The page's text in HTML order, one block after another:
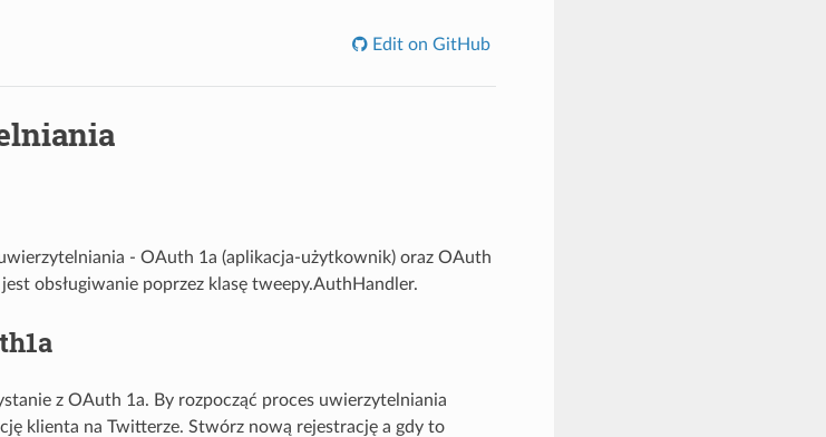
Edit on GitHub
- OAuth 1a (aplikacja-użytkownik) oraz OAuth
obsługiwanie poprzez klasę tweepy.AuthHandler.
z OAuth 1a. By rozpocząć proces uwierzytelniania
klienta na Twitterze. Stwórz nową rejestrację a gdy to